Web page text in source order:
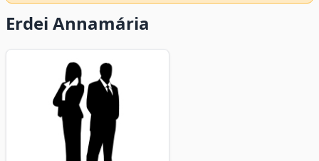
Erdei Annamária